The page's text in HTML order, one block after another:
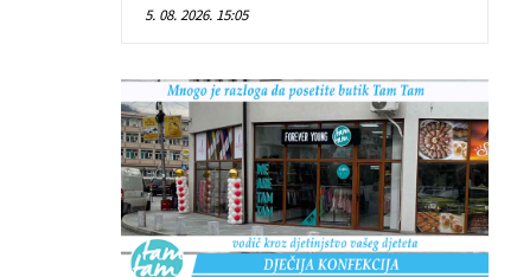
5. 08. 2026. 15:05